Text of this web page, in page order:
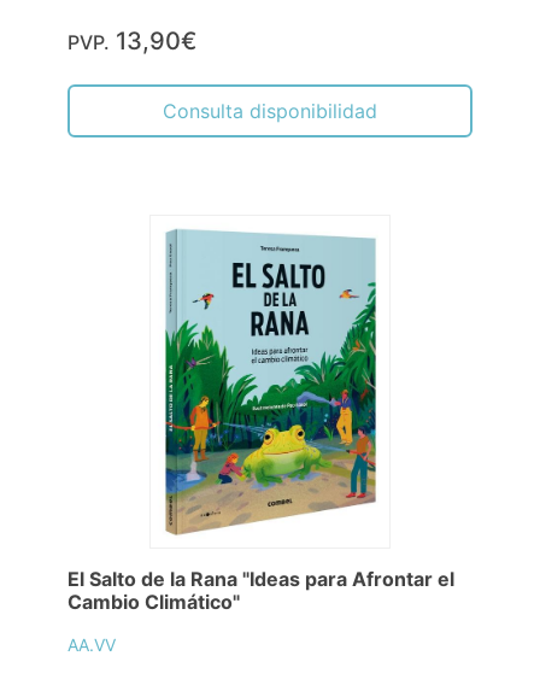
PVP. 13,90€
Consulta disponibilidad
El Salto de la Rana "Ideas para Afrontar el
Cambio Climático"
AA.VV